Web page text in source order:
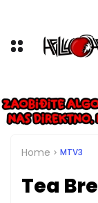
Home MTV3
Tea